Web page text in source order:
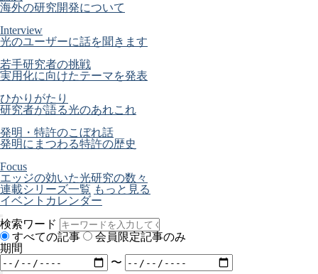
海外の研究開発について
Interview
光のユーザーに話を聞きます
若手研究者の挑戦
実用化に向けたテーマを発表
ひかりがたり
研究者が語る光のあれこれ
発明・特許のこぼれ話
発明にまつわる特許の歴史
Focus
エッジの効いた光研究の数々
連載シリーズ一覧 もっと見る
イベントカレンダー
検索ワード
すべての記事
会員限定記事のみ
期間
〜